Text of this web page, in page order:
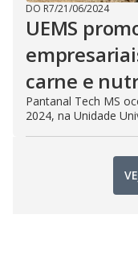
DO R7/21/06/2024
UEMS
carne e
Pantanal Tech MS
2024, na Unidade